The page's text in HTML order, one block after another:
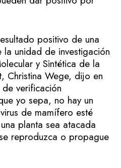
positivo de una
unidad de investigación
y Sintética de la
Christina Wege, dijo en
verificación
yo sepa, no hay un
de mamífero esté
planta sea atacada
reproduzca o propague